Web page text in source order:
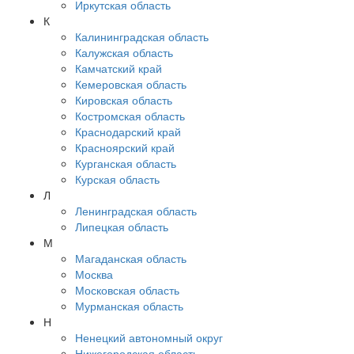
Иркутская область
К
Калининградская область
Калужская область
Камчатский край
Кемеровская область
Кировская область
Костромская область
Краснодарский край
Красноярский край
Курганская область
Курская область
Л
Ленинградская область
Липецкая область
М
Магаданская область
Москва
Московская область
Мурманская область
Н
Ненецкий автономный округ